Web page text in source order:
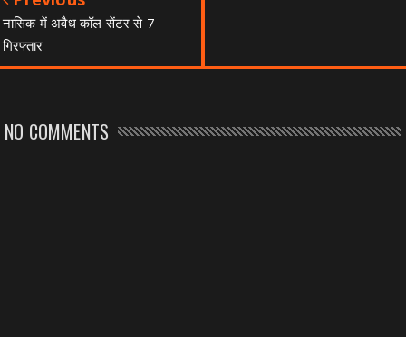
नासिक में अवैध कॉल सेंटर से 7
गिरफ्तार
NO COMMENTS